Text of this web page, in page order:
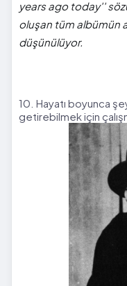
years ago today''
oluşan tüm albümün
düşünülüyor.
10. Hayatı boyunca
getirebilmek için